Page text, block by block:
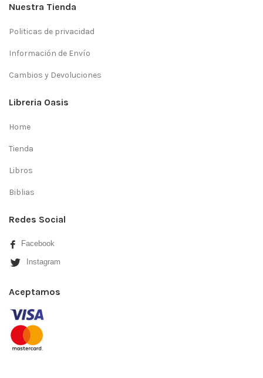
Nuestra Tienda
Politicas de privacidad
Información de Envío
Cambios y Devoluciones
Libreria Oasis
Home
Tienda
Libros
Biblias
Redes Social
Facebook
Instagram
Aceptamos